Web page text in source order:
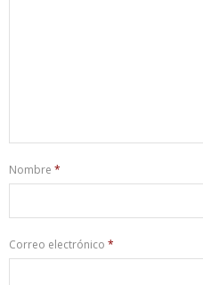
Nombre *
Correo electrónico *